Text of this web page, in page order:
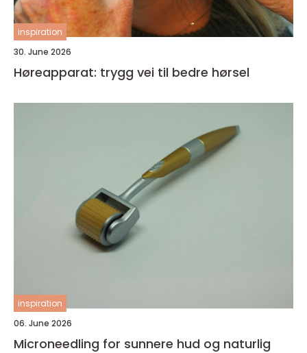
inspiration
30. June 2026
Høreapparat: trygg vei til bedre hørsel
inspiration
06. June 2026
Microneedling for sunnere hud og naturlig